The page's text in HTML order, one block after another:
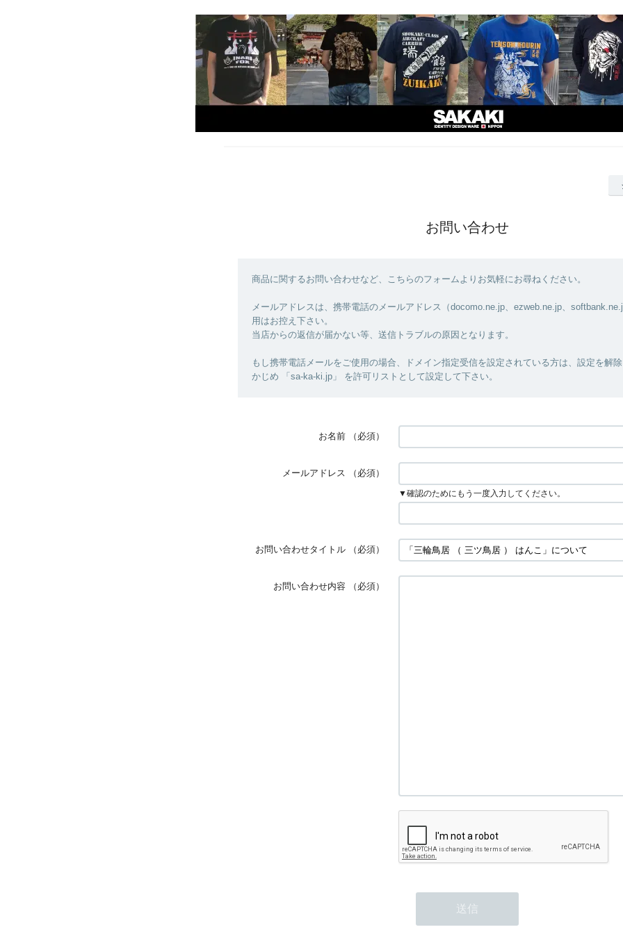
お問い合わせ
商品に関するお問い合わせなど、こちらのフォームよりお気軽にお尋ねください。
メールアドレスは、携帯電話のメールアドレス（docomo.ne.jp、ezweb.ne.jp、
用はお控え下さい。
当店からの返信が届かない等、送信トラブルの原因となります。
もし携帯電話メールをご使用の場合、ドメイン指定受信を設定されている方は、設定を解
かじめ 「sa-ka-ki.jp」 を許可リストとして設定して下さい。
お名前 （必須）
メールアドレス （必須）
▼確認のためにもう一度入力してください。
お問い合わせタイトル （必須）
お問い合わせ内容 （必須）